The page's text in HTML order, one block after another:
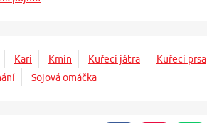
Kari Kmín Kuřecí játra
Kuřecí prsa
Sojová omáčka